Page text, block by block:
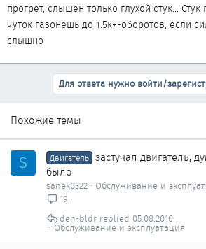
прогрет, слышен только глухой стук...
чуток газонешь до 1.5к+-оборотов, если
слышно
Для ответа нужно войти/
Похожие темы
S Двигатель застучал двигатель,
было
sanek0322
Обслуживание и
19
Обслуживание и эксплуатация
05.08.2016
den-bldr